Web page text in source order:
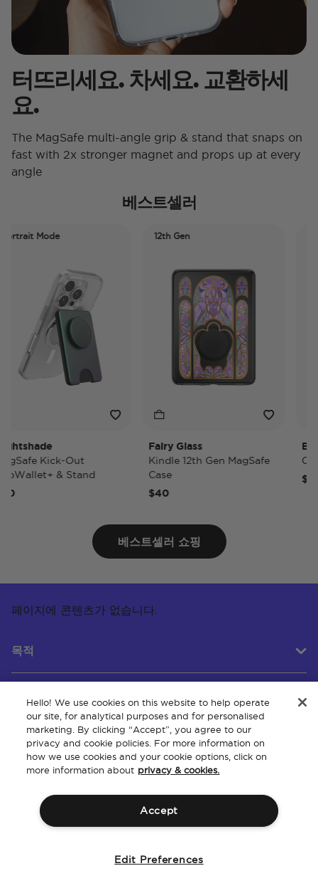
터뜨리세요. 차세요. 교환하세
요.
The MagSafe multi-angle grip & stand that snaps on
fast with 2x stronger magnet and props up at every
angle
베스트셀러
Mode
Kick-Out
& Stand
12th Gen
Fairy Glass
Kindle 12th Gen MagSafe
Case
$40
Black
Car
$30
베스트셀러 쇼핑
페이지에 콘텐츠가 없습니다.
목적
고객 서비스
회사 소개
Hello! We use cookies on this website to help operate
our site, for analytical purposes and for personalised
marketing. By clicking “Accept”, you agree to our
privacy and cookie policies. For more information on
how we use cookies and your cookie options, click on
more information about privacy & cookies.
Accept
Edit Preferences